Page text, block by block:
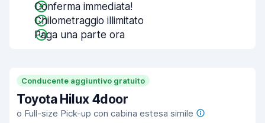
Conferma immediata!
Chilometraggio illimitato
Paga una parte ora
Conducente aggiuntivo gratuito
Toyota Hilux 4door
o Full-size Pick-up con cabina estesa simile